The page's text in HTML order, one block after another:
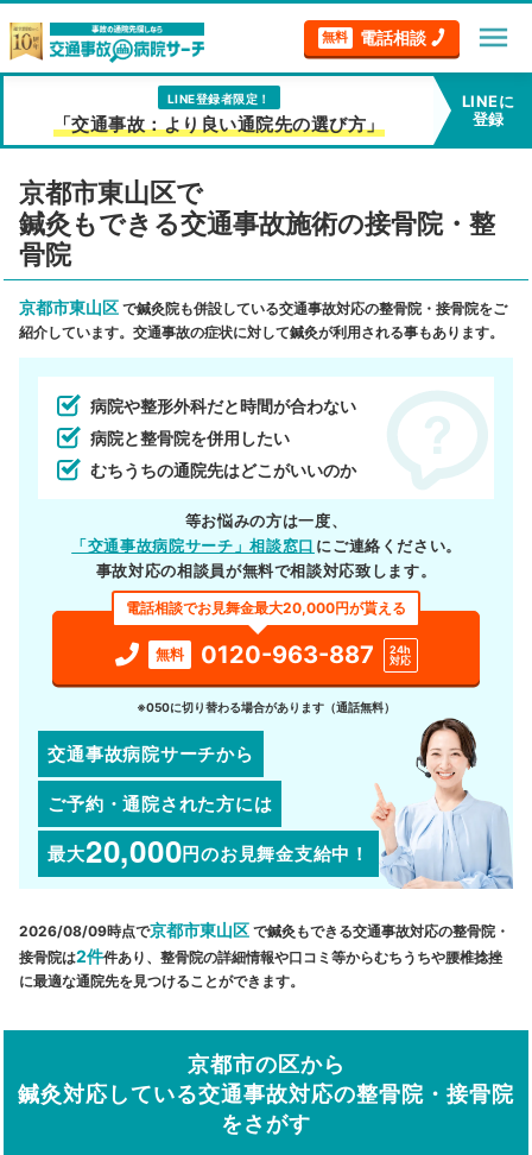
無料 電話相談 menu
LINE登録者限定！
「交通事故：より良い通院先の選び方」
LINEに
登録
京都市東山区で
鍼灸もできる交通事故施術の接骨院・整
骨院
京都市東山区 で鍼灸院も併設している交通事故対応の整骨院・接骨院をご
紹介しています。交通事故の症状に対して鍼灸が利用される事もあります。
病院や整形外科だと時間が合わない
病院と整骨院を併用したい
むちうちの通院先はどこがいいのか
等お悩みの方は一度、
「交通事故病院サーチ」相談窓口 にご連絡ください。
事故対応の相談員が無料で相談対応致します。
電話相談でお見舞金最大20,000円が貰える
無料 0120-963-887
24h
対応
※050に切り替わる場合があります（通話無料）
交通事故病院サーチから
ご予約・通院された方には
最大20,000円のお見舞金支給中！
2026/08/09時点で京都市東山区 で鍼灸もできる交通事故対応の整骨院・
接骨院は2件件あり、整骨院の詳細情報や口コミ等からむちうちや腰椎捻挫
に最適な通院先を見つけることができます。
京都市の区から
鍼灸対応している交通事故対応の整骨院・接骨院
をさがす